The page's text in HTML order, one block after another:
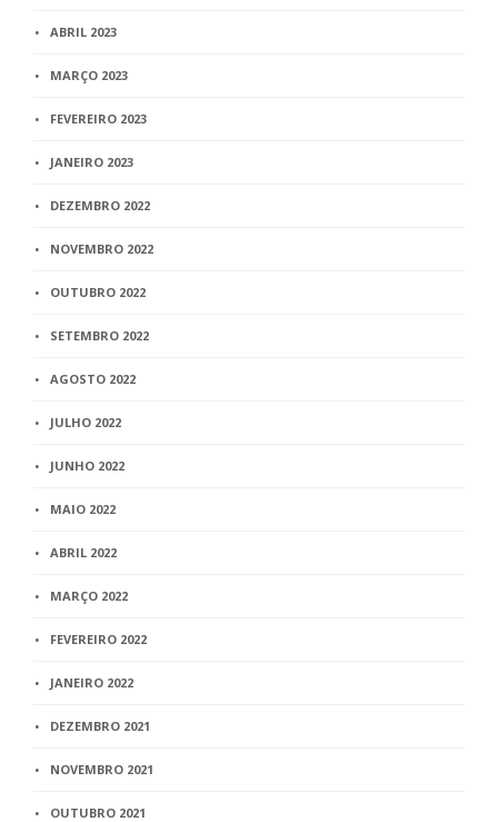
ABRIL 2023
MARÇO 2023
FEVEREIRO 2023
JANEIRO 2023
DEZEMBRO 2022
NOVEMBRO 2022
OUTUBRO 2022
SETEMBRO 2022
AGOSTO 2022
JULHO 2022
JUNHO 2022
MAIO 2022
ABRIL 2022
MARÇO 2022
FEVEREIRO 2022
JANEIRO 2022
DEZEMBRO 2021
NOVEMBRO 2021
OUTUBRO 2021